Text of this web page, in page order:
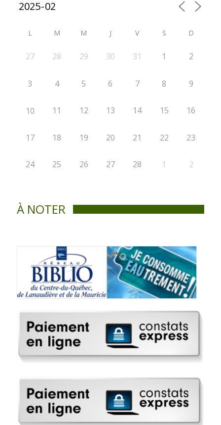
L M M J V S D
27 28 29 30 31 1 2
3 4 5 6 7 8 9
10 11 12 13 14 15 16
17 18 19 20 21 22 23
24 25 26 27 28 1 2
À NOTER